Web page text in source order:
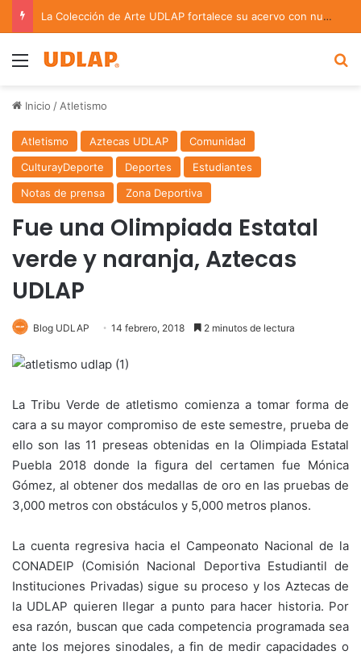
La Colección de Arte UDLAP fortalece su acervo con nuevas obras de artistas emergentes y consolidados
Menu
Inicio / Atletismo
Atletismo Aztecas UDLAP
Comunidad
CulturayDeporte
Deportes
Estudiantes
Notas de prensa
Zona Deportiva
Fue una Olimpiada Estatal
verde y naranja, Aztecas
UDLAP
Blog UDLAP 14 febrero, 2018 2 minutos de lectura
La Tribu Verde de atletismo comienza a tomar forma de
cara a su mayor compromiso de este semestre, prueba de
ello son las 11 preseas obtenidas en la Olimpiada Estatal
Puebla 2018 donde la figura del certamen fue Mónica
Gómez, al obtener dos medallas de oro en las pruebas de
3,000 metros con obstáculos y 5,000 metros planos.
La cuenta regresiva hacia el Campeonato Nacional de la
CONADEIP (Comisión Nacional Deportiva Estudiantil de
Instituciones Privadas) sigue su proceso y los Aztecas de
la UDLAP quieren llegar a punto para hacer historia. Por
esa razón, buscan que cada competencia programada sea
ante los mejores sinodales, a fin de medir capacidades o